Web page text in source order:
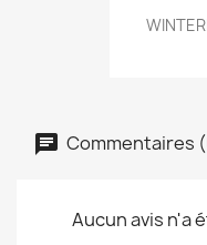
Commentaires
Aucun avis n'a